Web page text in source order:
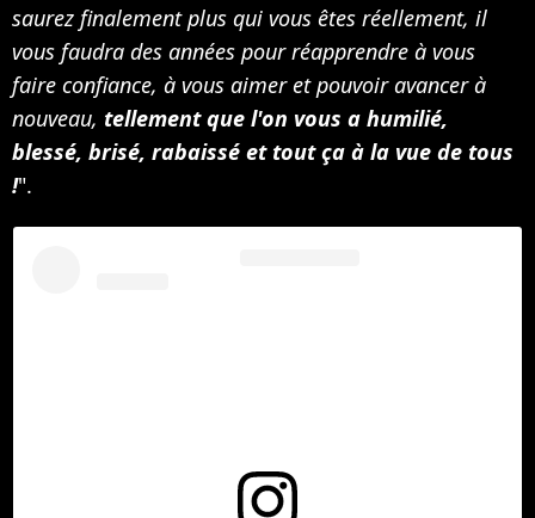
saurez finalement plus qui vous êtes réellement, il
vous faudra des années pour réapprendre à vous
faire confiance, à vous aimer et pouvoir avancer à
nouveau, tellement que l'on vous a humilié,
blessé, brisé, rabaissé et tout ça à la vue de tous
!".